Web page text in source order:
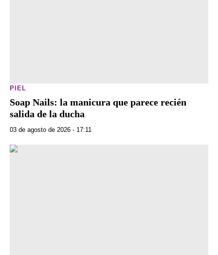
PIEL
Soap Nails: la manicura que parece recién
salida de la ducha
03 de agosto de 2026 - 17:11